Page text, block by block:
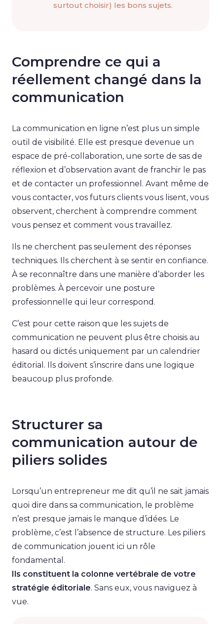
surtout choisir) les bons sujets.
Comprendre ce qui a
réellement changé dans la
communication
La communication en ligne n’est plus un simple
outil de visibilité. Elle est presque devenue un
espace de pré-collaboration, une sorte de sas de
réflexion et d’observation avant de franchir le pas
et de contacter un professionnel. Avant même de
vous contacter, vos futurs clients vous lisent, vous
observent, cherchent à comprendre comment
vous pensez et comment vous travaillez.
Ils ne cherchent pas seulement des réponses
techniques. Ils cherchent à se sentir en confiance.
À se reconnaître dans une manière d’aborder les
problèmes. À percevoir une posture
professionnelle qui leur correspond.
C’est pour cette raison que les sujets de
communication ne peuvent plus être choisis au
hasard ou dictés uniquement par un calendrier
éditorial. Ils doivent s’inscrire dans une logique
beaucoup plus profonde.
Structurer sa
communication autour de
piliers solides
Lorsqu’un entrepreneur me dit qu’il ne sait jamais
quoi dire dans sa communication, le problème
n’est presque jamais le manque d’idées. Le
problème, c’est l’absence de structure. Les piliers
de communication jouent ici un rôle
fondamental.
Ils constituent la colonne vertébrale de votre
stratégie éditoriale. Sans eux, vous naviguez à
vue.